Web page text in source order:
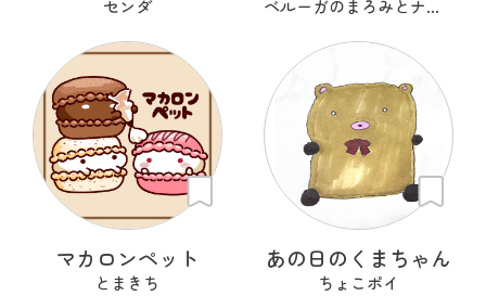
センダ ベルーガのまろみとナカマたち
マカロンペット
とまきち
あの日のくまちゃん
ちょこポイ